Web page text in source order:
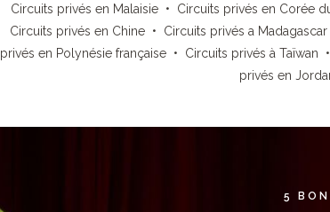
Circuits privés en Malaisie• Circuits privés en Corée
Circuits privés en Chine• Circuits privés a Madagascar
privés en Polynésie française• Circuits privés à Taïwan •
privés en
5